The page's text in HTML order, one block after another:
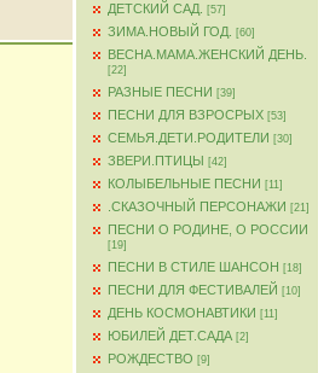
ДЕТСКИЙ САД. [57]
ЗИМА.НОВЫЙ ГОД. [60]
ВЕСНА.МАМА.ЖЕНСКИЙ ДЕНЬ.
[22]
РАЗНЫЕ ПЕСНИ [39]
ПЕСНИ ДЛЯ ВЗРОСРЫХ [53]
СЕМЬЯ.ДЕТИ.РОДИТЕЛИ [30]
ЗВЕРИ.ПТИЦЫ [42]
КОЛЫБЕЛЬНЫЕ ПЕСНИ [11]
.СКАЗОЧНЫЙ ПЕРСОНАЖИ [21]
ПЕСНИ О РОДИНЕ, О РОССИИ
[19]
ПЕСНИ В СТИЛЕ ШАНСОН [18]
ПЕСНИ ДЛЯ ФЕСТИВАЛЕЙ [10]
ДЕНЬ КОСМОНАВТИКИ [11]
ЮБИЛЕЙ ДЕТ.САДА [2]
РОЖДЕСТВО [9]